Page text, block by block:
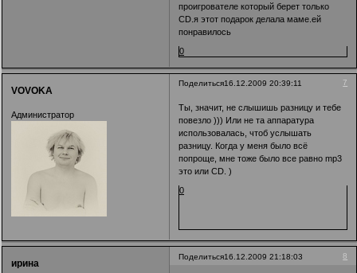
проигрователе который берет только
CD.я этот подарок делала маме.ей
понравилось
0
Поделиться 7
16.12.2009 20:39:11
VOVOKA
Администратор
Ты, значит, не слышишь разницу и тебе
повезло ))) Или не та аппаратура
использовалась, чтоб услышать
разницу. Когда у меня было всё
попроще, мне тоже было все равно mp3
это или CD. )
0
Поделиться 8
16.12.2009 21:18:03
ирина